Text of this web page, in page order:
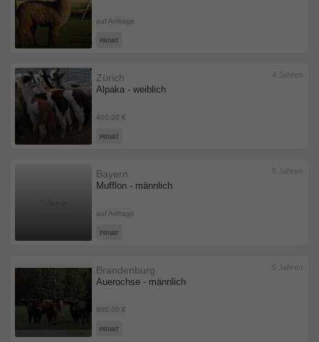
auf Anfrage
PRIVAT
Alpaka - weiblich
Zürich
400,00 €
4 Jahren
PRIVAT
Mufflon - männlich
Bayern
auf Anfrage
5 Jahren
PRIVAT
Auerochse - männlich
Brandenburg
600,00 €
5 Jahren
PRIVAT